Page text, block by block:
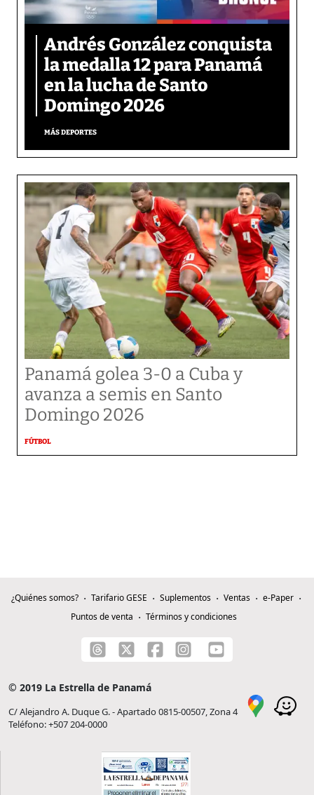
Andrés González conquista
la medalla 12 para Panamá
en la lucha de Santo
Domingo 2026
MÁS DEPORTES
Panamá golea 3-0 a Cuba y
avanza a semis en Santo
Domingo 2026
FÚTBOL
¿Quiénes somos? Tarifario GESE Suplementos Ventas
e-Paper
Puntos de venta
Términos y condiciones
© 2019 La Estrella de Panamá
C/ Alejandro A. Duque G. - Apartado 0815-00507, Zona 4
Teléfono: +507 204-0000